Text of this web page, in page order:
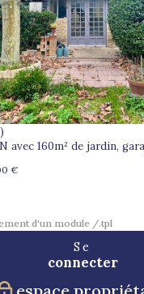
voir le bien
avec 160m² de jardin,
€
d'un module /.tpl
Se
connecter